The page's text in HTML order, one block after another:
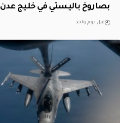
بصاروخ باليستي في خليج عدن
قبل يوم واحد